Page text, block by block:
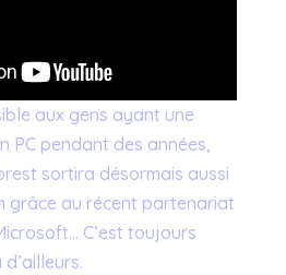
aux gens ayant une
PC pendant des années,
sortira désormais aussi
grâce au récent partenariat
C’est toujours